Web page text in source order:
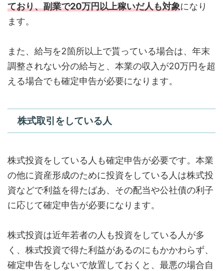
ており、副業で20万円以上稼いだ人も対象になり
ます。
また、給与を2箇所以上で貰っている場合は、年末
調整されない分の給与と、本業の収入が20万円を超
える場合でも確定申告が必要になります。
株式取引をしている人
株式投資をしている人も確定申告が必要です。本業
の他に資産形成のために投資をしている人は株式投
資などで利益を得たばあ、その配当や公社債の利子
に応じて確定申告が必要になります。
株式投資は近年若者の人も投資をしている人が多
く、株式投資で得た利益があるのにもかかわらず、
確定申告をしないで放置しておくと、最悪の場合自